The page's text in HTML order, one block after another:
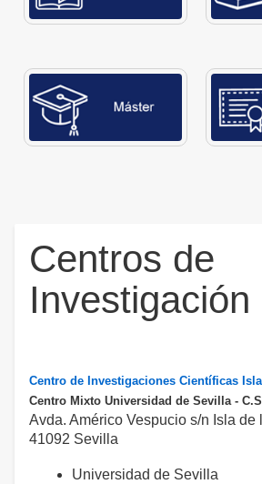
Centros de
Investigación
Centro de Investigaciones Científicas
Centro Mixto Universidad de Sevilla -
Avda. Américo Vespucio s/n Isla de
41092 Sevilla
Universidad de Sevilla